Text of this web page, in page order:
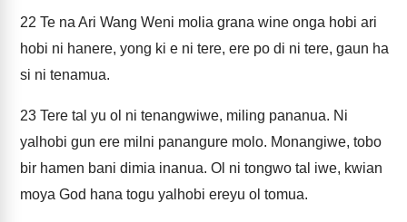
22 Te na Ari Wang Weni molia grana wine onga hobi ari
hobi ni hanere, yong ki e ni tere, ere po di ni tere, gaun ha
si ni tenamua.
23 Tere tal yu ol ni tenangwiwe, miling pananua. Ni
yalhobi gun ere milni panangure molo. Monangiwe, tobo
bir hamen bani dimia inanua. Ol ni tongwo tal iwe, kwian
moya God hana togu yalhobi ereyu ol tomua.